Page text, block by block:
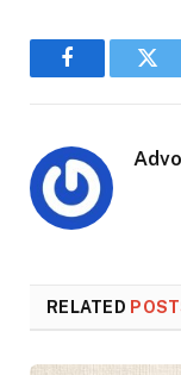
Facebook
RELATED